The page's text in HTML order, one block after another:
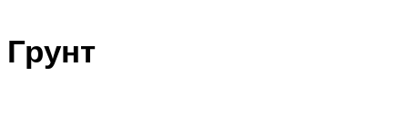
Грунт